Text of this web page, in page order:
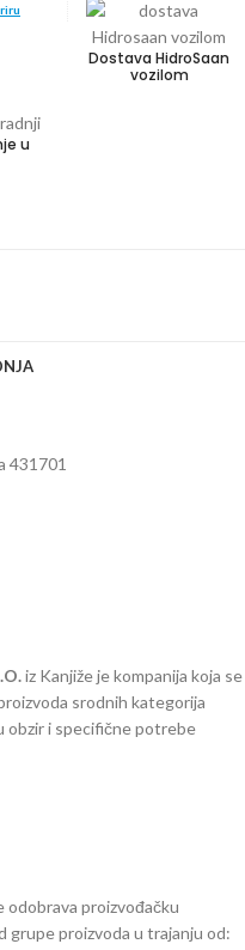
Dostava HidroSaan
vozilom
u
431701
iz Kanjiže je kompanija koja se
srodnih kategorija
obzir i specifične potrebe
odobrava proizvođačku
grupe proizvoda u trajanju od: